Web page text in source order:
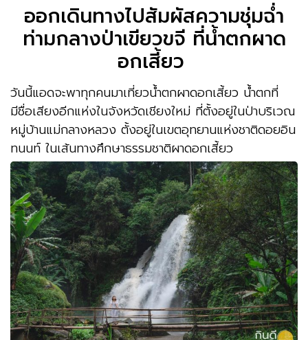
ออกเดินทางไปสัมผัสความชุ่มฉ่ำ
ท่ามกลางป่าเขียวขจี ที่น้ำตกผาด
อกเสี้ยว
วันนี้แอดจะพาทุกคนมาเที่ยวน้ำตกผาดอกเสี้ยว น้ำตกที่
มีชื่อเสียงอีกแห่งในจังหวัดเชียงใหม่ ที่ตั้งอยู่ในป่าบริเวณ
หมู่บ้านแม่กลางหลวง ตั้งอยู่ในเขตอุทยานแห่งชาติดอยอิน
ทนนท์ ในเส้นทางศึกษาธรรมชาติผาดอกเสี้ยว